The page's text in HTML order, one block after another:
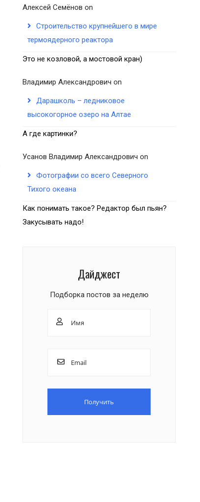
Алексей Семёнов on
Строительство крупнейшего в мире
термоядерного реактора
Это не козловой, а мостовой кран)
Владимир Александрович on
Дарашколь – ледниковое
высокогорное озеро на Алтае
А где картинки?
Усанов Владимир Александрович on
Фотографии со всего Северного
Тихого океана
Как понимать такое? Редактор был пьян?
Закусывать надо!
Дайджест
Подборка постов за неделю